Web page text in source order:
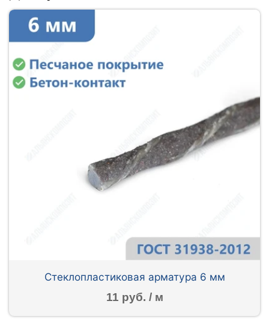
Стеклопластиковая арматура 6 мм
11 руб. / м